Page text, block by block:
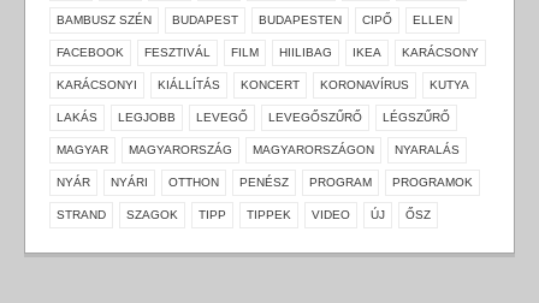
BAMBUSZ SZÉN BUDAPEST BUDAPESTEN CIPŐ ELLEN
FACEBOOK FESZTIVÁL FILM HIILIBAG IKEA KARÁCSONY
KARÁCSONYI KIÁLLÍTÁS KONCERT KORONAVÍRUS KUTYA
LAKÁS LEGJOBB LEVEGŐ LEVEGŐSZŰRŐ LÉGSZŰRŐ
MAGYAR MAGYARORSZÁG MAGYARORSZÁGON NYARALÁS
NYÁR NYÁRI OTTHON PENÉSZ PROGRAM PROGRAMOK
STRAND SZAGOK TIPP TIPPEK VIDEO ÚJ ŐSZ